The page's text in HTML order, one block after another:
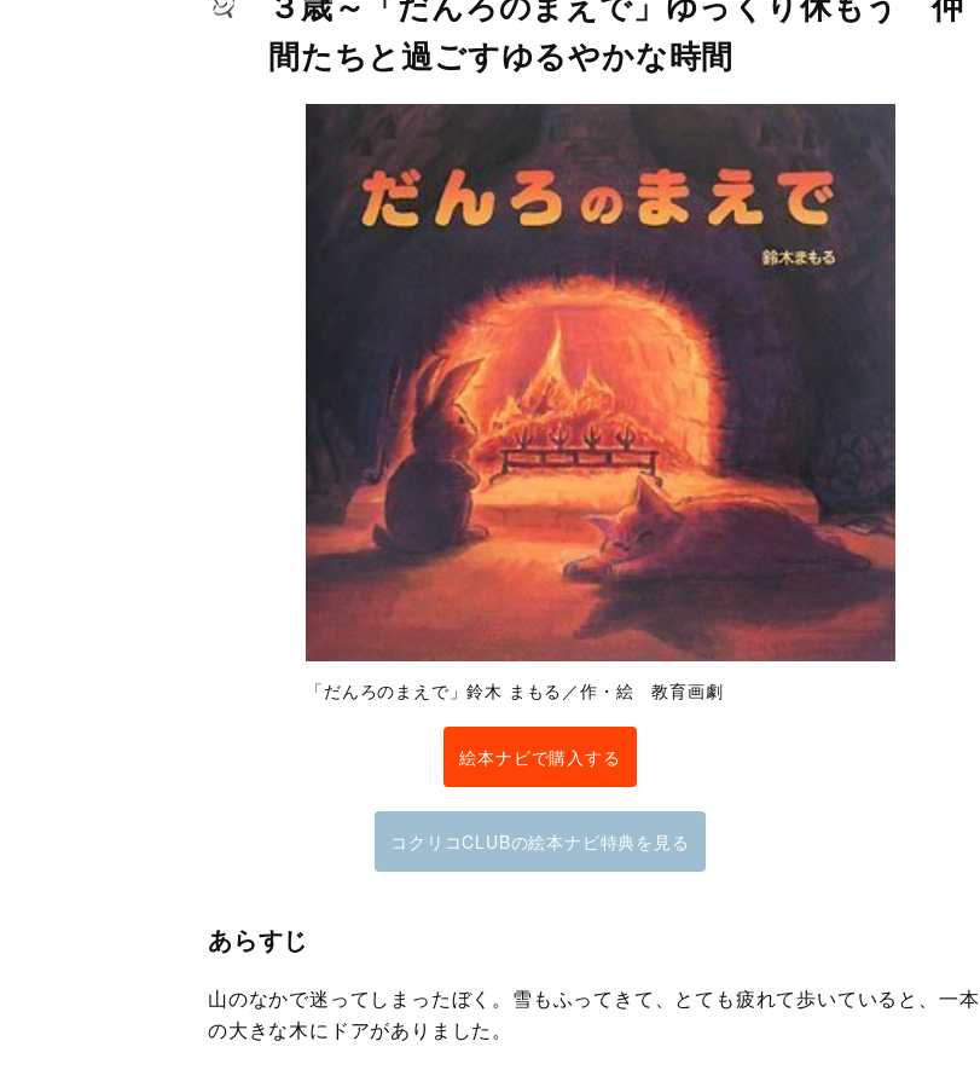
間たちと過ごすゆるやかな時間
「だんろのまえで」鈴木 まもる／作・絵 教育画劇
絵本ナビで購入する
コクリコCLUBの絵本ナビ特典を見る
あらすじ
山のなかで迷ってしまったぼく。雪もふってきて、とても疲れて歩いていると、一本
の大きな木にドアがありました。